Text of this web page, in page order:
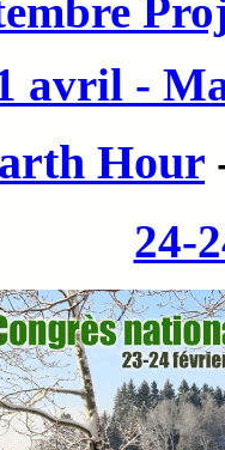
avril -
Hour
24-